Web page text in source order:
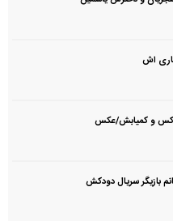
اش
لوکس و کمیابش/عکس
بازیگر سریال دودکش